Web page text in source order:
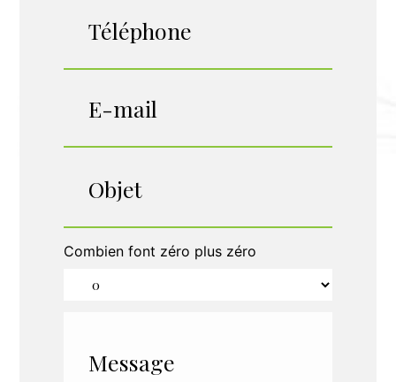
Combien font zéro plus zéro